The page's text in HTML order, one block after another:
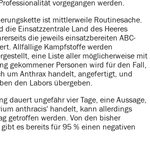
vorgegangen werden.
ist mittlerweile Routinesache.
die Einsatzzentrale Land des Heeres
die jeweils einsatzbereiten ABC-
Allfällige Kampfstoffe werden
eine Liste aller möglicherweise mit
gekommener Personen wird für den Fall,
um Anthrax handelt, angefertigt, und
den Labors übergeben.
dauert ungefähr vier Tage, eine Aussage,
anthracis' handelt, kann allerdings
getroffen werden. Von den bisher
es bereits für 95 % einen negativen